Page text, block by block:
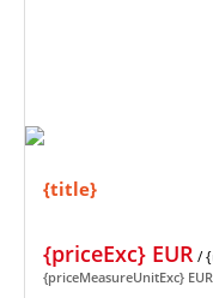
{title}
{priceExc} EUR/
{priceMeasureUnitExc} EUR